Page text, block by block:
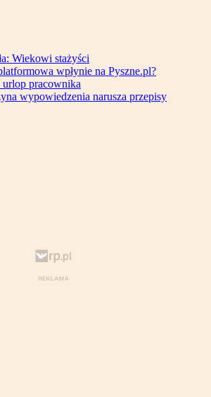
Wiekowi stażyści
wpłynie na Pyszne.pl?
urlop pracownika
wypowiedzenia narusza przepisy